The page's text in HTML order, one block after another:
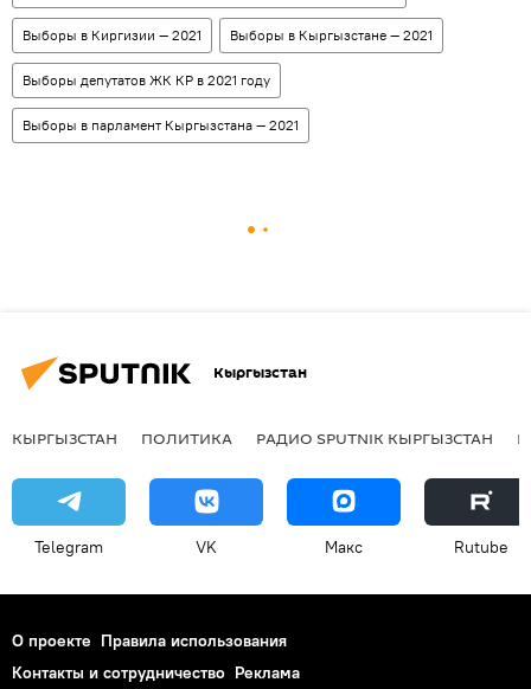
Выборы в Киргизии — 2021 Выборы в Кыргызстане — 2021
Выборы депутатов ЖК КР в 2021 году
Выборы в парламент Кыргызстана — 2021
Кыргызстан
КЫРГЫЗСТАН ПОЛИТИКА РАДИО SPUTNIK КЫРГЫЗСТАН
Telegram VK Макс Rutube
О проекте Правила использования
Контакты и сотрудничество Реклама